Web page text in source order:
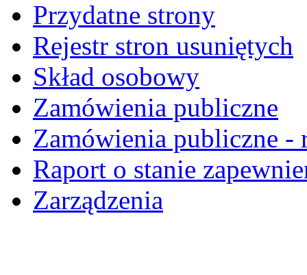
Przydatne strony
Rejestr stron usuniętych
Skład osobowy
Zamówienia publiczne
Zamówienia publiczne -
Raport o stanie
Zarządzenia